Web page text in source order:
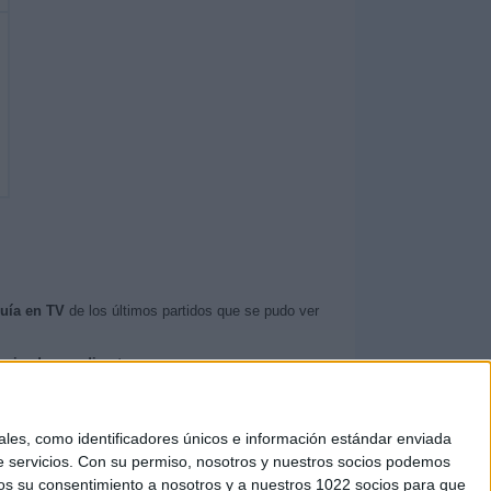
como identificadores únicos e información estándar enviada
servicios. Con su permiso, nosotros y nuestros socios podemos
su consentimiento a nosotros y a nuestros 1022 socios para que
en TV de los últimos partidos que se pudo ver
en directo.